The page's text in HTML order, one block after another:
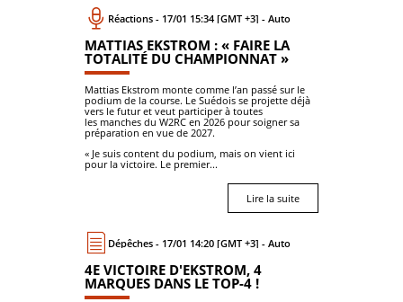
Réactions - 17/01 15:34 [GMT +3] - Auto
MATTIAS EKSTROM : « FAIRE LA
TOTALITÉ DU CHAMPIONNAT »
Mattias Ekstrom monte comme l’an passé sur le
podium de la course. Le Suédois se projette déjà
vers le futur et veut participer à toutes
les manches du W2RC en 2026 pour soigner sa
préparation en vue de 2027.
« Je suis content du podium, mais on vient ici
pour la victoire. Le premier...
Lire la suite
Dépêches - 17/01 14:20 [GMT +3] - Auto
4E VICTOIRE D'EKSTROM, 4
MARQUES DANS LE TOP-4 !